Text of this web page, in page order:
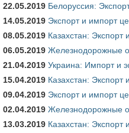
22.05.2019 Белоруссия:
14.05.2019 Экспорт и импорт
08.05.2019 Казахстан: Экспорт
06.05.2019 Железнодорожные
21.04.2019 Украина: Импорт и
15.04.2019 Казахстан:
09.04.2019 Экспорт и импорт
02.04.2019 Железнодорожные
13.03.2019 Казахстан: Экспорт